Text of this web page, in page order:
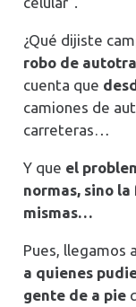
¿Qué dijiste
robo de
cuenta que
camiones de
carreteras…
Y que el
normas, sino
mismas…
Pues, llegamos
a quienes
gente de a pie